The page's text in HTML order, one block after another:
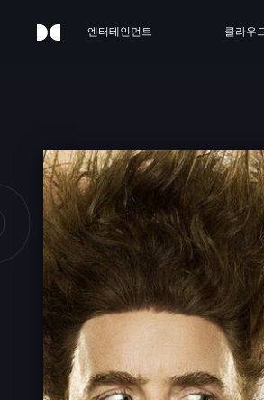
엔터테인먼트 클라우